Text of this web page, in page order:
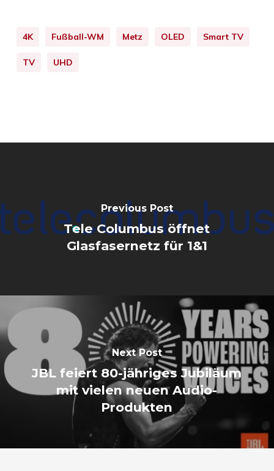
4K Fußball-WM Metz OLED Smart TV
TV UHD
Previous Post
Tele Columbus öffnet
Glasfasernetz für 1&1
Next Post
JBL feiert 80-jähriges Jubiläum
mit vielen neuen Audio-
Produkten